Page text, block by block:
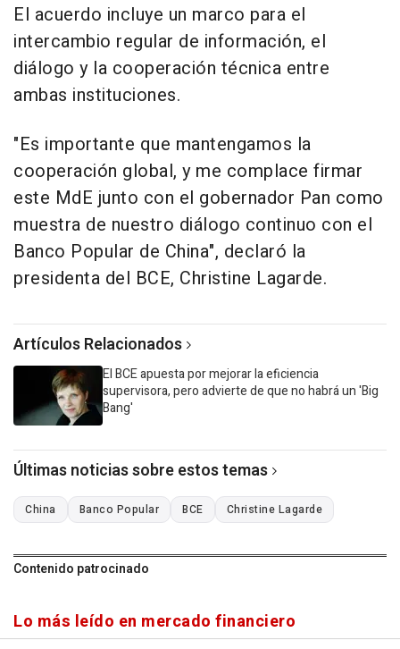
El acuerdo incluye un marco para el
intercambio regular de información, el
diálogo y la cooperación técnica entre
ambas instituciones.
"Es importante que mantengamos la
cooperación global, y me complace firmar
este MdE junto con el gobernador Pan como
muestra de nuestro diálogo continuo con el
Banco Popular de China", declaró la
presidenta del BCE, Christine Lagarde.
Artículos Relacionados
El BCE apuesta por mejorar la eficiencia
supervisora, pero advierte de que no habrá un 'Big
Bang'
Últimas noticias sobre estos temas
China Banco Popular BCE Christine Lagarde
Contenido patrocinado
Lo más leído en mercado financiero